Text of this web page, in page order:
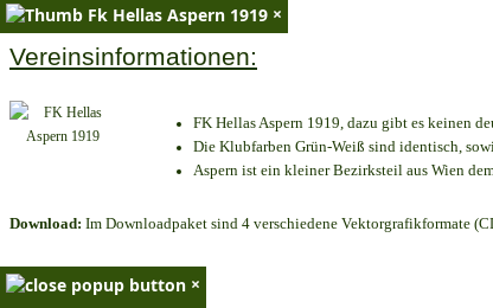
×
Vereinsinformationen:
FK Hellas Aspern 1919, dazu gibt es keinen
Die Klubfarben Grün-Weiß sind identisch,
Aspern ist ein kleiner Bezirksteil aus Wien
Download: Im Downloadpaket sind 4 verschiedene Vektorgrafikformate
×